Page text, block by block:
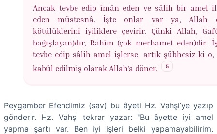
Ancak tevbe edip îmân eden ve sâlih bir amel
eden müstesnâ. İşte onlar var ya, Allah
kötülüklerini iyiliklere çevirir. Çünki Allah,
bağışlayan)dır, Rahîm (çok merhamet eden)dir.
tevbe edip sâlih amel işlerse, artık şübhesiz ki o,
kabûl edilmiş olarak Allah'a döner.
5
Peygamber Efendimiz (sav) bu âyeti Hz. Vahşi’ye yazıp
gönderir. Hz. Vahşi tekrar yazar: "Bu âyette iyi amel
yapma şartı var. Ben iyi işleri belki yapamayabilirim.